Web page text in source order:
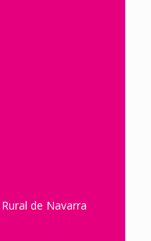
de Navarra